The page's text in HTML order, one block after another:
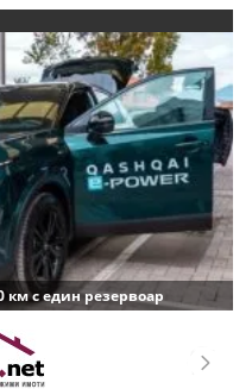
км с един резервоар